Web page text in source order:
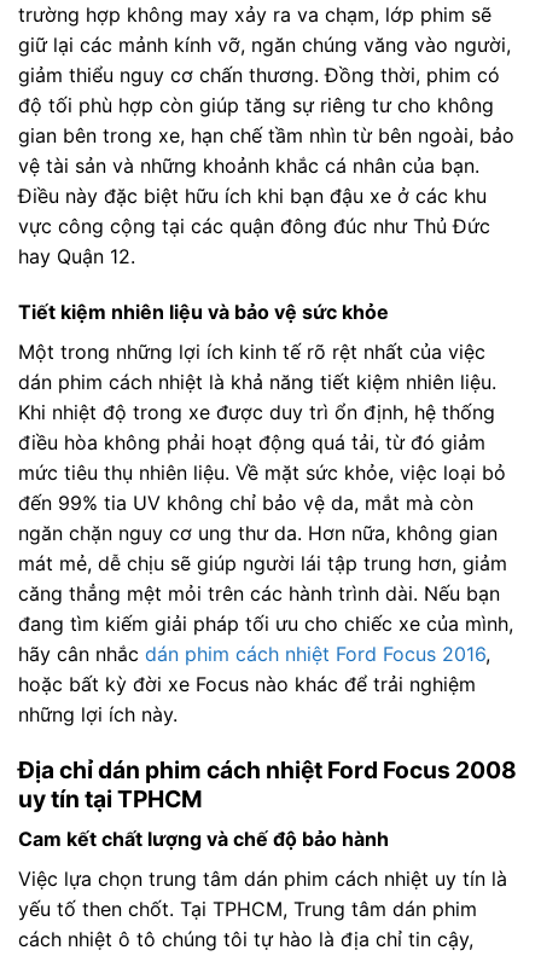
trường hợp không may xảy ra va chạm, lớp phim sẽ
giữ lại các mảnh kính vỡ, ngăn chúng văng vào người,
giảm thiểu nguy cơ chấn thương. Đồng thời, phim có
độ tối phù hợp còn giúp tăng sự riêng tư cho không
gian bên trong xe, hạn chế tầm nhìn từ bên ngoài, bảo
vệ tài sản và những khoảnh khắc cá nhân của bạn.
Điều này đặc biệt hữu ích khi bạn đậu xe ở các khu
vực công cộng tại các quận đông đúc như Thủ Đức
hay Quận 12.
Tiết kiệm nhiên liệu và bảo vệ sức khỏe
Một trong những lợi ích kinh tế rõ rệt nhất của việc
dán phim cách nhiệt là khả năng tiết kiệm nhiên liệu.
Khi nhiệt độ trong xe được duy trì ổn định, hệ thống
điều hòa không phải hoạt động quá tải, từ đó giảm
mức tiêu thụ nhiên liệu. Về mặt sức khỏe, việc loại bỏ
đến 99% tia UV không chỉ bảo vệ da, mắt mà còn
ngăn chặn nguy cơ ung thư da. Hơn nữa, không gian
mát mẻ, dễ chịu sẽ giúp người lái tập trung hơn, giảm
căng thẳng mệt mỏi trên các hành trình dài. Nếu bạn
đang tìm kiếm giải pháp tối ưu cho chiếc xe của mình,
hãy cân nhắc dán phim cách nhiệt Ford Focus 2016,
hoặc bất kỳ đời xe Focus nào khác để trải nghiệm
những lợi ích này.
Địa chỉ dán phim cách nhiệt Ford Focus 2008
uy tín tại TPHCM
Cam kết chất lượng và chế độ bảo hành
Việc lựa chọn trung tâm dán phim cách nhiệt uy tín là
yếu tố then chốt. Tại TPHCM, Trung tâm dán phim
cách nhiệt ô tô chúng tôi tự hào là địa chỉ tin cậy,